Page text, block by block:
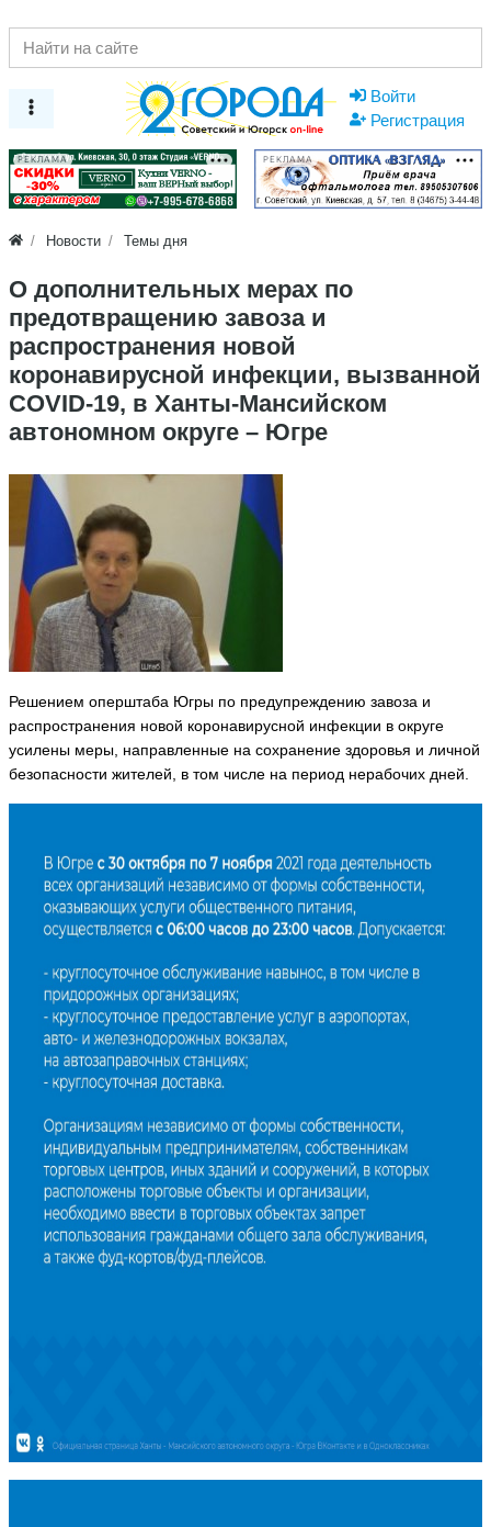
Войти
Регистрация
РЕКЛАМА РЕКЛАМА
Новости Темы дня
О дополнительных мерах по
предотвращению завоза и
распространения новой
коронавирусной инфекции, вызванной
COVID-19, в Ханты-Мансийском
автономном округе – Югре
Решением оперштаба Югры по предупреждению завоза и
распространения новой коронавирусной инфекции в округе
усилены меры, направленные на сохранение здоровья и личной
безопасности жителей, в том числе на период нерабочих дней.